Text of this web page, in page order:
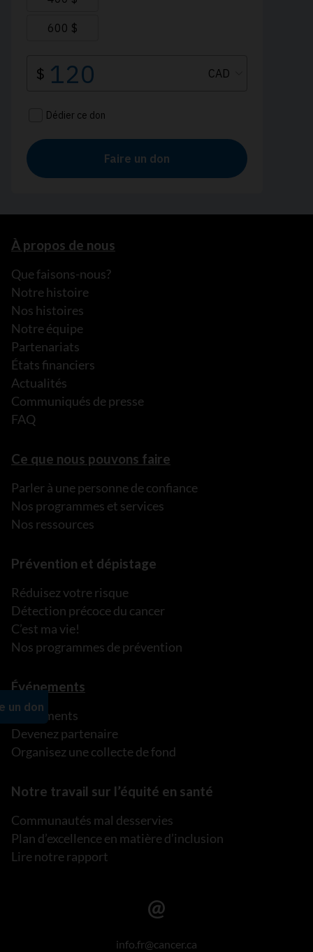
À propos de nous
Que faisons-nous?
Notre histoire
Nos histoires
Notre équipe
Partenariats
États financiers
Actualités
Communiqués de presse
FAQ
Ce que nous pouvons faire
Parler à une personne de confiance
Nos programmes et services
Nos ressources
Prévention et dépistage
Réduisez votre risque
Détection précoce du cancer
C’est ma vie!
Nos programmes de prévention
Événements
Événements
Devenez partenaire
Organisez une collecte de fond
Notre travail sur l’équité en santé
Communautés mal desservies
Plan d’excellence en matière d’inclusion
Lire notre rapport
info.fr@cancer.ca